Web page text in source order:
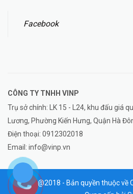
Facebook
CÔNG TY TNHH VINP
Trụ sở chính: LK 15 - L24, khu đấu giá
Lương, Phường Kiến Hưng, Quận Hà
Điện thoại: 0912302018
Email: info@vinp.vn
@2018 - Bản quyền thuộc về